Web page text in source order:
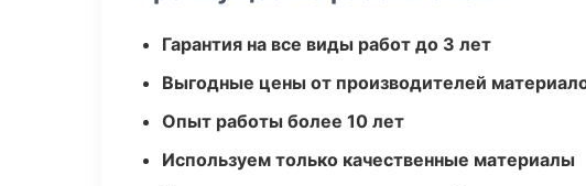
Гарантия на все виды работ до 3 лет
Выгодные цены от производителей
Опыт работы более 10 лет
Используем только качественные материалы